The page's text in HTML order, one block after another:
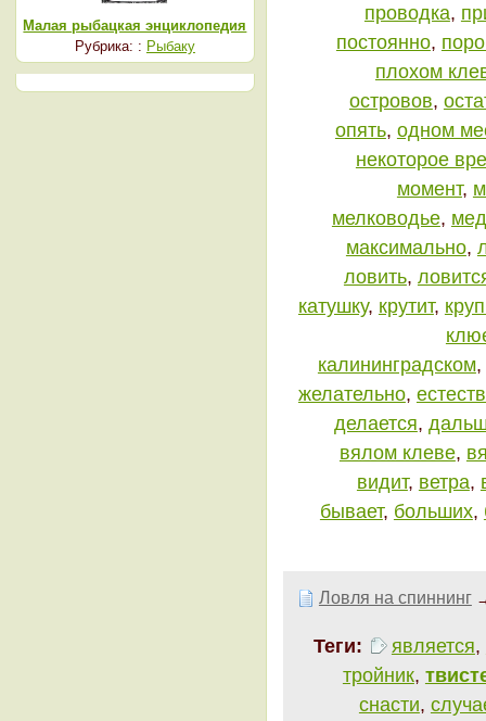
проводка,
постоянно,
плохом
островов,
опять, одном
некоторое
момент,
мелководье,
максимально,
ловить,
катушку, крутит,
калининградском,
желательно,
делается,
вялом клеве,
видит, ветра,
бывает, больших,
Ловля на спиннинг
Теги: является,
тройник,
снасти,
Малая рыбацкая энциклопедия
Рубрика: : Рыбаку